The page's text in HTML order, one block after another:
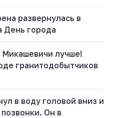
развернулась в
День города
Микашевичи лучше!
гранитодобытчиков
в воду головой вниз и
Он в